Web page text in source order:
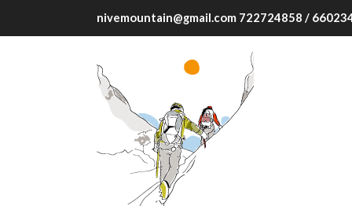
nivemountain@gmail.com 722724858 /